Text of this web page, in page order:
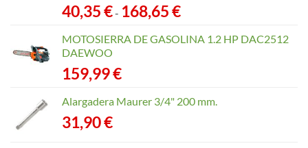
40,35€- 168,65€Rango
precios:
MOTOSIERRA DE GASOLINA 1.2 HP DAC2512
DAEWOO
159,99€
Alargadera Maurer 3/4" 200 mm.
31,90€